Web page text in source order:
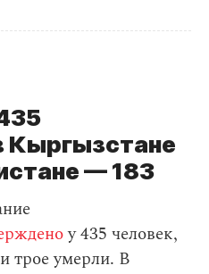
Кыргызстане
— 183
у 435 человек,
трое умерли. В